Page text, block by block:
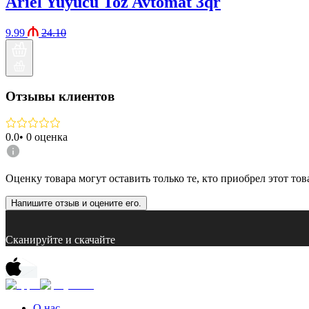
9.99 24.10
Отзывы клиентов
0.0• 0 оценка
Оценку товара могут оставить только те, кто приобрел этот
Напишите отзыв и оцените его.
Сканируйте и скачайте